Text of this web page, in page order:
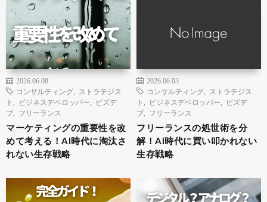
2026.06.08
コンサルティング
ストラテジス
ト
ビジネスデベロッパー
ビズデ
ブ
フリーランス
マーケティングの重要性を改
めて考える！AI時代に淘汰さ
れない生存戦略
2026.06.03
コンサルティング
ストラテジス
ト
ビジネスデベロッパー
ビズデ
ブ
フリーランス
フリーランスの処世術を分
解！AI時代に買い叩かれない
生存戦略